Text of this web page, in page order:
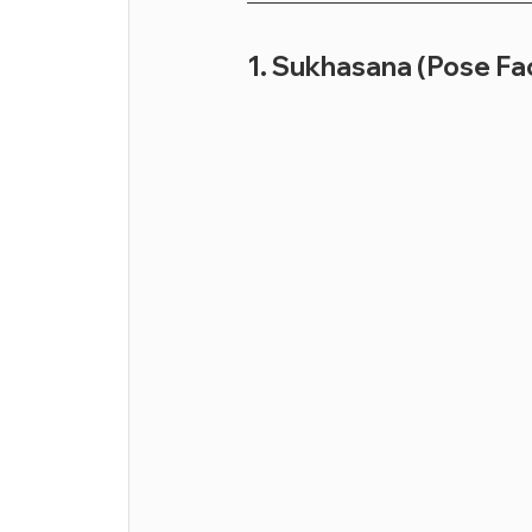
1. Sukhasana (Pose